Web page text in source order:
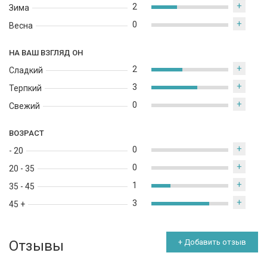
Зима
Весна
2 +
0 +
НА ВАШ ВЗГЛЯД ОН
Сладкий
Терпкий
Свежий
2 +
3 +
0 +
ВОЗРАСТ
- 20
20 - 35
35 - 45
45 +
0 +
0 +
1 +
3 +
Отзывы + Добавить отзыв